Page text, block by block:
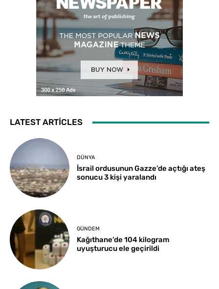
LATEST ARTICLES
DÜNYA
İsrail ordusunun Gazze’de açtığı ateş
sonucu 3 kişi yaralandı
GÜNDEM
Kağıthane’de 104 kilogram
uyuşturucu ele geçirildi